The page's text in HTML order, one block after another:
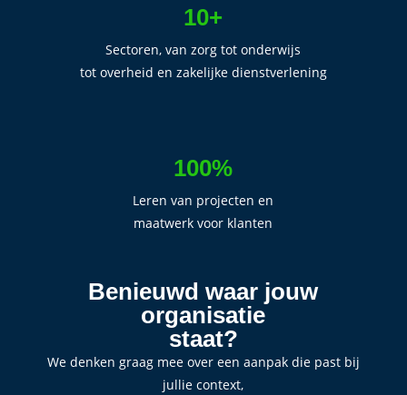
10+
Sectoren, van zorg tot onderwijs
tot overheid en zakelijke dienstverlening
100%
Leren van projecten en
maatwerk voor klanten
Benieuwd waar jouw
organisatie
staat?
We denken graag mee over een aanpak die past bij
jullie context,